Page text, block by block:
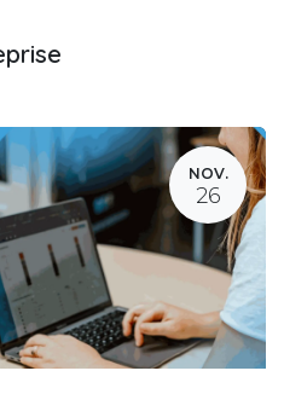
NOV.
26